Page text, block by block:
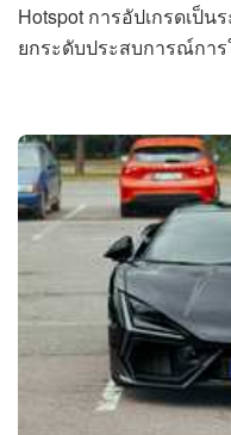
Hotspot การอัปเกรดเป็น
ยกระดับประสบการณ์กา